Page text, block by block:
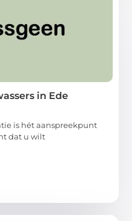
in Ede
is hét aanspreekpunt
dat u wilt